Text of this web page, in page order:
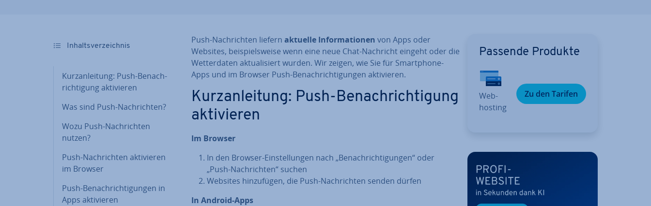
In­halts­ver­zeich­nis
Kurz­an­lei­tung: Push-Be­nach­
rich­ti­gung ak­ti­vie­ren
Was sind Push-Nach­rich­ten?
Wozu Push-Nach­rich­ten
nutzen?
Push-Nach­rich­ten ak­ti­vie­ren
im Browser
Push-Be­nach­rich­ti­gun­gen in
Apps ak­ti­vie­ren
Push-Nach­rich­ten liefern aktuelle In­for­ma­tio­nen von Apps oder
Websites, bei­spiels­wei­se wenn eine neue Chat-Nachricht eingeht oder die
Wet­ter­da­ten ak­tua­li­siert wurden. Wir zeigen, wie Sie für Smart­phone-
Apps und im Browser Push-Be­nach­rich­ti­gun­gen ak­ti­vie­ren.
Kurz­an­lei­tung: Push-Be­nach­rich­ti­gung
ak­ti­vie­ren
Im Browser
In den Browser-Ein­stel­lun­gen nach „Be­nach­rich­ti­gun­gen“ oder
„Push-Nach­rich­ten“ suchen
Websites hin­zu­fü­gen, die Push-Nach­rich­ten senden dürfen
In Android-Apps
Passende Produkte
Web­
hos­ting
Zu den Tarifen